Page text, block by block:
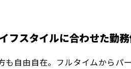
フスタイルに合わせた勤
も自由自在。フルタイムからパ